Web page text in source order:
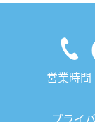
営業時
プライ